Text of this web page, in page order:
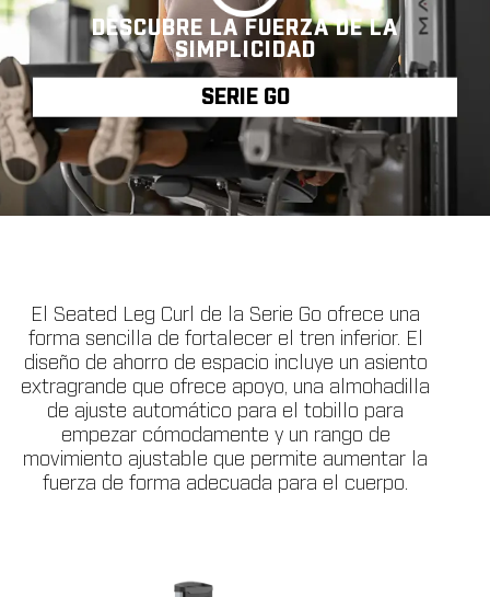
DESCUBRE LA FUERZA DE LA
SIMPLICIDAD
SERIE GO
El Seated Leg Curl de la Serie Go ofrece una
forma sencilla de fortalecer el tren inferior. El
diseño de ahorro de espacio incluye un asiento
extragrande que ofrece apoyo, una almohadilla
de ajuste automático para el tobillo para
empezar cómodamente y un rango de
movimiento ajustable que permite aumentar la
fuerza de forma adecuada para el cuerpo.